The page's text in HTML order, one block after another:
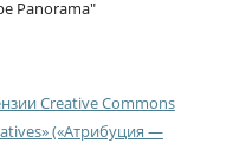
Panorama"
Creative Commons
(«Атрибуция —